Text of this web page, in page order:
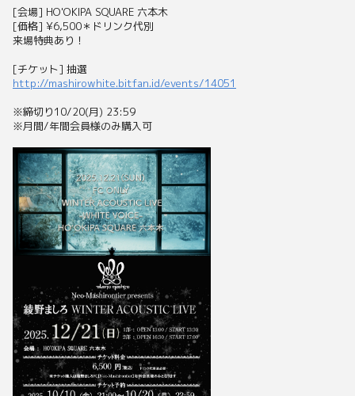
[会場] HO'OKIPA SQUARE 六本木
[価格] ¥6,500＊ドリンク代別
来場特典あり！
[チケット] 抽選
http://mashirowhite.bitfan.id/events/14051
※締切り10/20(月) 23:59
※月間/年間会員様のみ購入可